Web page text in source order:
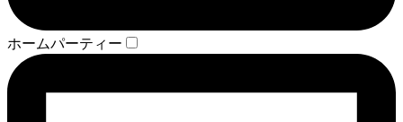
ホームパーティー